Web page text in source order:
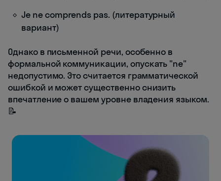
Je ne comprends pas. (литературный
вариант)
Однако в письменной речи, особенно в
формальной коммуникации, опускать "ne"
недопустимо. Это считается грамматической
ошибкой и может существенно снизить
впечатление о вашем уровне владения языком.
📝